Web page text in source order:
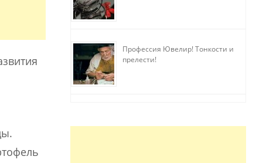
Профессия Ювелир! Тонкости и
прелести!